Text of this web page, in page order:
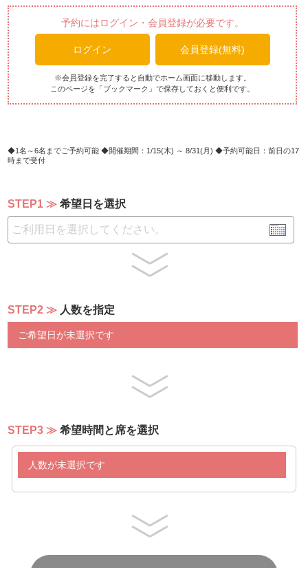
ん
アイスクリーム
予約にはログイン・会員登録が必要です。
ログイン 会員登録(無料)
※会員登録を完了すると自動でホーム画面に移動します。
このページを「ブックマーク」で保存しておくと便利です。
1名～6名までご予約可能 開催期間：1/15(木) ～ 8/31(月)
予約可能日：前日の17
時まで受付
STEP1 希望日を選択
STEP2 人数を指定
ご希望日が未選択です
STEP3 希望時間と席を選択
人数が未選択です